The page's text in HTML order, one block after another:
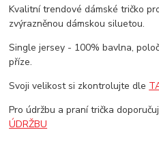
Kvalitní trendové dámské tričko
zvýrazněnou dámskou siluetou.
Single jersey - 100% bavlna,
příze.
Svoji velikost si zkontrolujte dle
Pro údržbu a praní trička
ÚDRŽBU